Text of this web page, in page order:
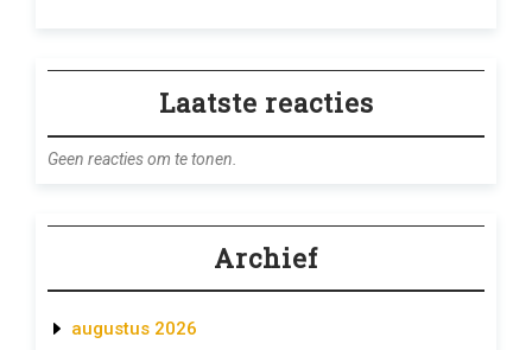
Laatste reacties
Geen reacties om te tonen.
Archief
augustus 2026